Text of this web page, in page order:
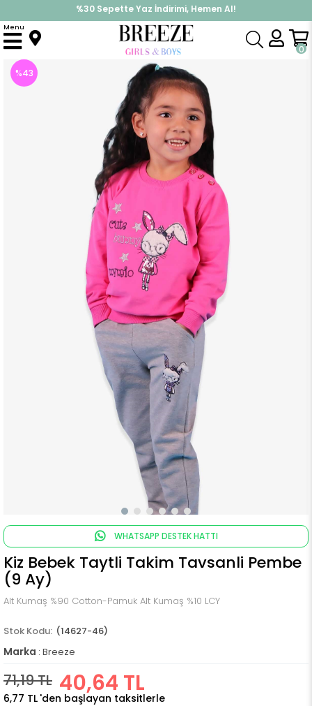
%30 Sepette Yaz İndirimi, Hemen Al!
İndirimlere ek %10 İndirimi Kap, Hemen Üye Ol!
0
Menu
Anasayfa Takımlar Tayt Takımı Kiz Bebek Taytli Takim Tavsanli Pembe (9 Ay)
%43
WHATSAPP DESTEK HATTI
Kiz Bebek Taytli Takim Tavsanli Pembe
(9 Ay)
Alt Kumaş %90 Cotton-Pamuk Alt Kumaş %10 LCY
(14627-46)
Marka : Breeze
71,19 TL 40,64 TL
6,77 TL 'den başlayan taksitlerle